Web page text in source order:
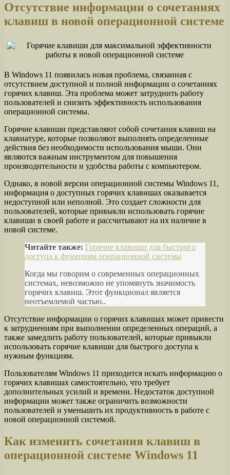
Отсутствие информации о сочетаниях
клавиш в новой операционной системе
В Windows 11 появилась новая проблема, связанная с
отсутствием доступной и полной информации о сочетаниях
горячих клавиш. Эта проблема может затруднить работу
пользователей и снизить эффективность использования
операционной системы.
Горячие клавиши представляют собой сочетания клавиш на
клавиатуре, которые позволяют выполнять определенные
действия без необходимости использования мыши. Они
являются важным инструментом для повышения
производительности и удобства работы с компьютером.
Однако, в новой версии операционной системы Windows 11,
информация о доступных горячих клавишах оказывается
недоступной или неполной. Это создает сложности для
пользователей, которые привыкли использовать горячие
клавиши в своей работе и рассчитывают на их наличие в
новой системе.
Читайте также: Горячие клавиши для быстрого
доступа к функциям операционной системы
Когда мы говорим о современных операционных
системах, невозможно не упомянуть значимость
горячих клавиш. Этот функционал является
неотъемлемой частью..
Отсутствие информации о горячих клавишах может привести
к затруднениям при выполнении определенных операций, а
также замедлить работу пользователей, которые привыкли
использовать горячие клавиши для быстрого доступа к
нужным функциям.
Пользователям Windows 11 приходится искать информацию о
горячих клавишах самостоятельно, что требует
дополнительных усилий и времени. Недостаток доступной
информации может также ограничить возможности
пользователей и уменьшить их продуктивность в работе с
новой операционной системой.
Как изменить сочетания клавиш в
операционной системе Windows 11